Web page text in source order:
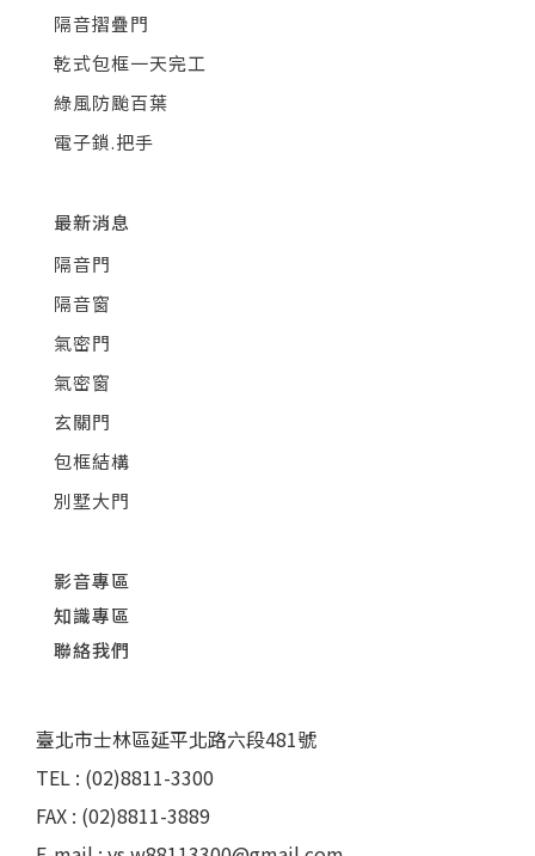
隔音摺疊門
乾式包框一天完工
綠風防颱百葉
電子鎖.把手
最新消息
隔音門
隔音窗
氣密門
氣密窗
玄關門
包框結構
別墅大門
影音專區
知識專區
聯絡我們
臺北市士林區延平北路六段481號
TEL : (02)8811-3300
FAX : (02)8811-3889